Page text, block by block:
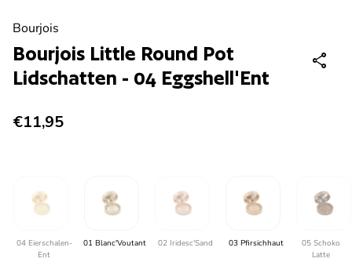
Bourjois
Bourjois Little Round Pot
Lidschatten - 04 Eggshell'Ent
share
Regulärer Preis
€11,95
04 Eierschalen-
Ent
01 Blanc'Voutant 02 Iridesc'Sand 03 Pfirsichhaut
05 Schoko
Latte